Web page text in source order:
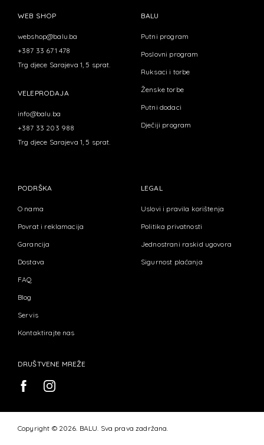
WEB SHOP
webshop@balu.ba
+387 33 671 478
Trg djece Sarajeva 1, 5 sprat.
VELEPRODAJA
info@balu.ba
+387 33 203 988
Trg djece Sarajeva 1, 5 sprat.
BALU
Putni program
Poslovni program
Ruksaci i torbe
Ženske torbe
Putni dodaci
Dječiji program
PODRŠKA
O nama
Povrat i reklamacija
Garancija
Dostava
FAQ
Blog
Servis
Kontaktirajte nas
LEGAL
Uslovi i pravila korištenja
Politika privatnosti
Jednostrani raskid ugovora
Sigurnost plaćanja
DRUŠTVENE MREŽE
Copyright © 2026. BALU. Sva prava zadržana.